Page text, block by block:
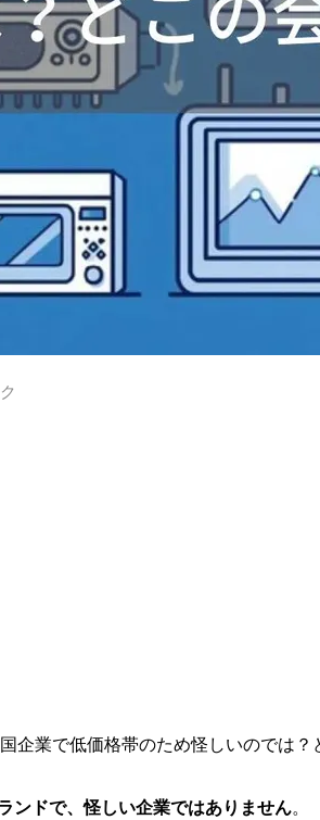
企業で低価格帯のため怪しいのでは
ンドで、怪しい企業ではありません。